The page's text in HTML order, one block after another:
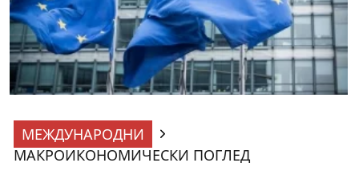
МЕЖДУНАРОДНИ
МАКРОИКОНОМИЧЕСКИ ПОГЛЕД